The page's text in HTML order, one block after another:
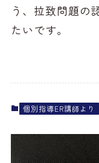
う、拉致問題の
たいです。
個別指導ER講師より